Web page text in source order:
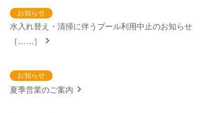
お知らせ
水入れ替え・清掃に伴うプール利用中止のお知らせ
［……］
お知らせ
夏季営業のご案内